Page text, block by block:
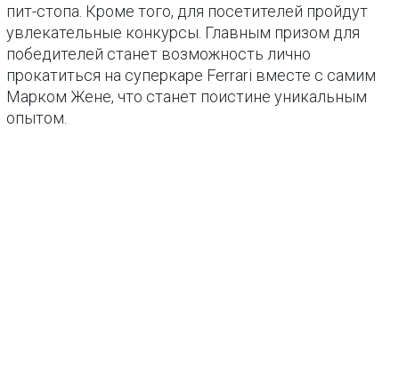
пит-стопа. Кроме того, для посетителей пройдут
увлекательные конкурсы. Главным призом для
победителей станет возможность лично
прокатиться на суперкаре Ferrari вместе с самим
Марком Жене, что станет поистине уникальным
опытом.